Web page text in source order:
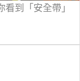
到「安全帶」